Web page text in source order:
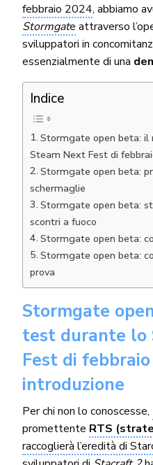
febbraio 2024, abbiamo
Stormgate attraverso
sviluppatori in
essenzialmente di una
Indice
Stormgate open beta:
Steam Next Fest di
Stormgate open beta:
schermaglie
Stormgate open beta:
scontri a fuoco
Stormgate open beta:
Stormgate open beta:
prova
Stormgate
test durante lo
Fest di
introduzione
Per chi non lo conoscesse,
promettente RTS
raccoglierà l’eredità di